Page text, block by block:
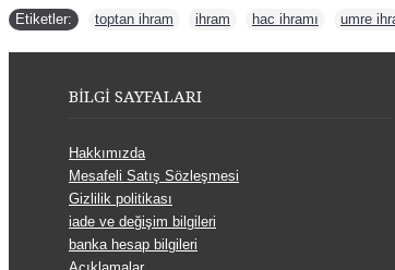
Etiketler: toptan ihram ihram hac ihramı umre
BİLGİ SAYFALARI
Hakkımızda
Mesafeli Satış Sözleşmesi
Gizlilik politikası
iade ve değişim bilgileri
banka hesap bilgileri